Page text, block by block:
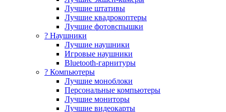
Лучшие штативы
Лучшие квадрокоптеры
Лучшие фотовспышки
? Наушники
Лучшие наушники
Игровые наушники
Bluetooth-гарнитуры
?️ Компьютеры
Лучшие моноблоки
Персональные компьютеры
Лучшие мониторы
Лучшие видеокарты